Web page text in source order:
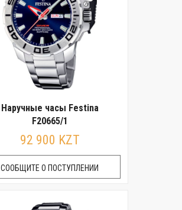
Наручные часы Festina
F20665/1
92 900 KZT
СООБЩИТЕ О ПОСТУПЛЕНИИ